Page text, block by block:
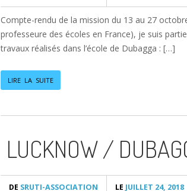
Compte-rendu de la mission du 13 au 27
professeure des écoles en France), je suis
travaux réalisés dans l’école de Dubagga : […]
LIRE LA SUITE
LUCKNOW /
DE SRUTI-ASSOCIATION LE JUILLET 24, 2018